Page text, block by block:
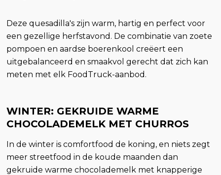
Deze quesadilla's zijn warm, hartig en perfect voor
een gezellige herfstavond. De combinatie van zoete
pompoen en aardse boerenkool creëert een
uitgebalanceerd en smaakvol gerecht dat zich kan
meten met elk FoodTruck-aanbod.
WINTER: GEKRUIDE WARME
CHOCOLADEMELK MET CHURROS
In de winter is comfortfood de koning, en niets zegt
meer streetfood in de koude maanden dan
gekruide warme chocolademelk met knapperige